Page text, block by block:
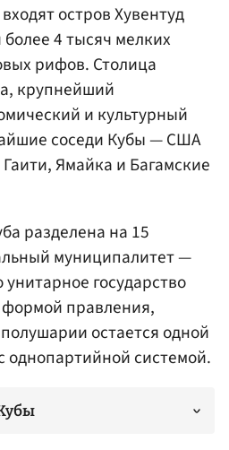
остров Хувентуд
4 тысяч мелких
рифов. Столица
крупнейший
и культурный
соседи Кубы — США
Ямайка и Багамские
разделена на 15
муниципалитет —
унитарное государство
формой правления,
остается одной
однопартийной системой.